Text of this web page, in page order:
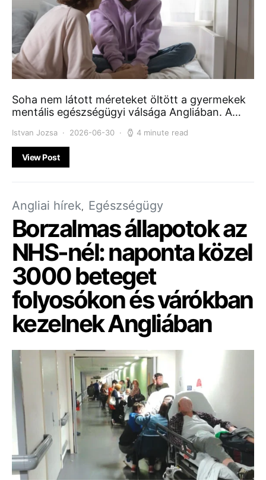
Soha nem látott méreteket öltött a gyermekek
mentális egészségügyi válsága Angliában. A…
Istvan Jozsa 2026-06-30 4 minute read
View Post
Angliai hírek Egészségügy
Borzalmas állapotok az
NHS-nél: naponta közel
3000 beteget
folyosókon és várókban
kezelnek Angliában